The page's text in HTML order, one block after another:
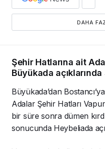
DAHA
Şehir Hatlarına ait
Büyükada açıklarında
Büyükada’dan
Adalar Şehir Hatları
bir süre sonra dümen
sonucunda Heybeliada